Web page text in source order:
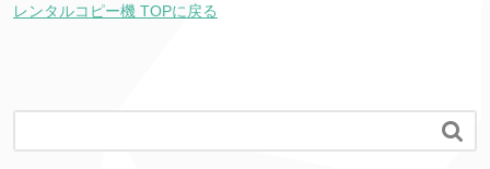
レンタルコピー機 TOPに戻る
